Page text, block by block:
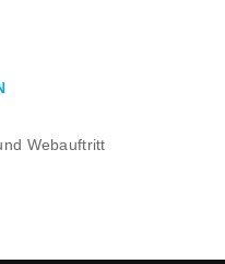
Webauftritt